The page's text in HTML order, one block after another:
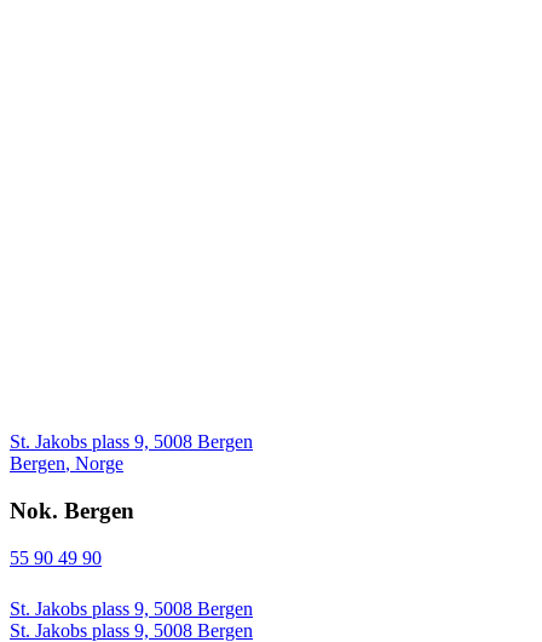
St. Jakobs plass 9, 5008 Bergen
Bergen, Norge
Nok. Bergen
55 90 49 90
St. Jakobs plass 9, 5008 Bergen
St. Jakobs plass 9, 5008 Bergen